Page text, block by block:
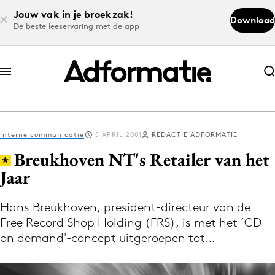
Jouw vak in je broekzak!
De beste leeservaring met de app
Download
Abonneer nu
Abonneer nu
Log in
Volg het laatste nieuws via de Adformatie
Nieuws app
Interne communicatie 5 APRIL 2001 REDACTIE ADFORMATIE
Breukhoven NT's Retailer van het
Jaar
Hans Breukhoven, president-directeur van de
Free Record Shop Holding (FRS), is met het ´CD
on demand'-concept uitgeroepen tot…